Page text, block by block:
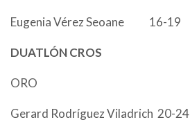
Eugenia Vérez Seoane 16-19
DUATLÓN CROS
ORO
Gerard Rodríguez Viladrich 20-24